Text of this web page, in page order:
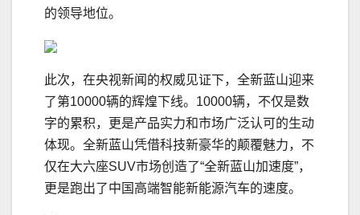
的领导地位。
此次，在央视新闻的权威见证下，全新蓝山迎来
了第10000辆的辉煌下线。10000辆，不仅是数
字的累积，更是产品实力和市场广泛认可的生动
体现。全新蓝山凭借科技新豪华的颠覆魅力，不
仅在大六座SUV市场创造了“全新蓝山加速度”，
更是跑出了中国高端智能新能源汽车的速度。